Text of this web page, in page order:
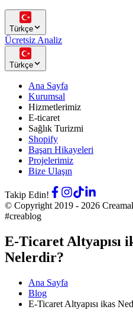
Türkçe
Ücretsiz Analiz
Türkçe
Ana Sayfa
Kurumsal
Hizmetlerimiz
E-ticaret
Sağlık Turizmi
Shopify
Başarı Hikayeleri
Projelerimiz
Bize Ulaşın
Takip Edin!
© Copyright 2019 - 2026
#creablog
E-Ticaret Altyapısı
Nelerdir?
Ana Sayfa
Blog
E-Ticaret Altyapısı ikas